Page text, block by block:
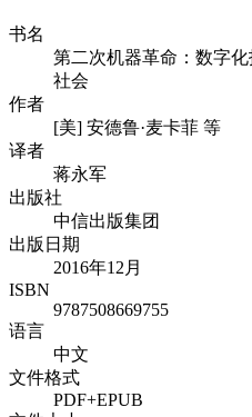
书名
第二次机器革命：数字
社会
作者
[美] 安德鲁·麦卡菲 等
译者
蒋永军
出版社
中信出版集团
出版日期
2016年12月
ISBN
9787508669755
语言
中文
文件格式
PDF+EPUB